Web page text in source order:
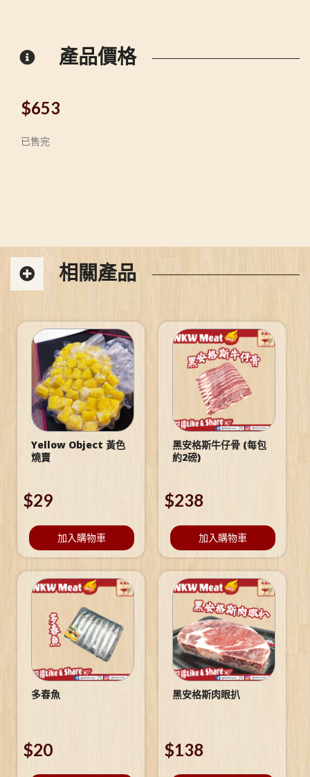
產品價格
$653
已售完
相關產品
Yellow Object 黃色
燒賣
$29
加入購物車
黑安格斯牛仔骨 (每包
約2磅)
$238
加入購物車
多春魚
$20
黑安格斯肉眼扒
$138